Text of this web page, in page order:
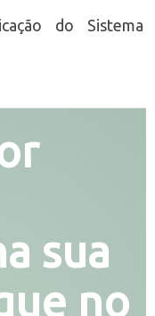
do Sistema
sua
no